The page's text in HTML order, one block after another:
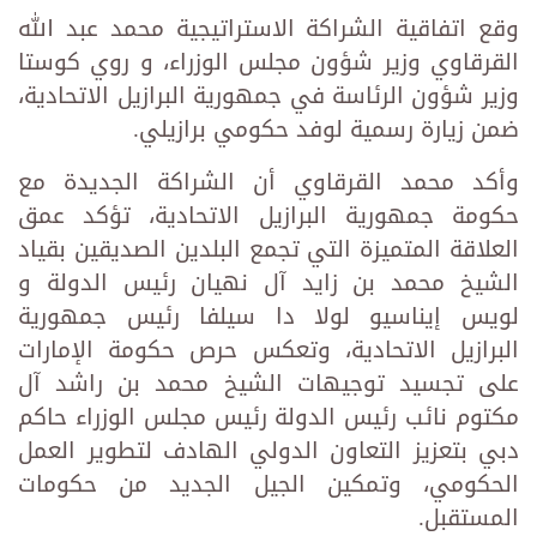
وقع اتفاقية الشراكة الاستراتيجية محمد عبد الله
القرقاوي وزير شؤون مجلس الوزراء، و روي كوستا
وزير شؤون الرئاسة في جمهورية البرازيل الاتحادية،
ضمن زيارة رسمية لوفد حكومي برازيلي.
وأكد محمد القرقاوي أن الشراكة الجديدة مع
حكومة جمهورية البرازيل الاتحادية، تؤكد عمق
العلاقة المتميزة التي تجمع البلدين الصديقين بقياد
الشيخ محمد بن زايد آل نهيان رئيس الدولة و
لويس إيناسيو لولا دا سيلفا رئيس جمهورية
البرازيل الاتحادية، وتعكس حرص حكومة الإمارات
على تجسيد توجيهات الشيخ محمد بن راشد آل
مكتوم نائب رئيس الدولة رئيس مجلس الوزراء حاكم
دبي بتعزيز التعاون الدولي الهادف لتطوير العمل
الحكومي، وتمكين الجيل الجديد من حكومات
المستقبل.